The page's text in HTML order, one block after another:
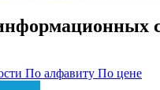
По алфавиту По цене